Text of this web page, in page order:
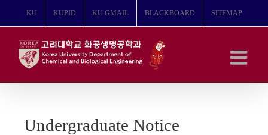
뛰
KU KUPID KU GMAIL BLACKBOARD SITEMAP
Undergraduate Notice